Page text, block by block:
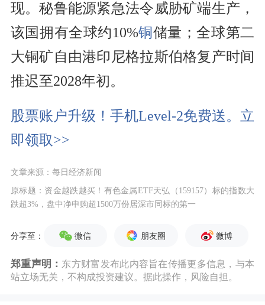
现。秘鲁能源紧急法令威胁矿端生产，
该国拥有全球约10%铜储量；全球第二
大铜矿自由港印尼格拉斯伯格复产时间
推迟至2028年初。
股票账户升级！手机Level-2免费送。立
即领取>>
文章来源：每日经济新闻
原标题：资金越跌越买！有色金属ETF天弘（159157）标的指数大
跌超3%，盘中净申购超1500万份居深市同标的第一
分享至： 微信 朋友圈 微博
郑重声明： 东方财富发布此内容旨在传播更多信息，与本
站立场无关，不构成投资建议。据此操作，风险自担。